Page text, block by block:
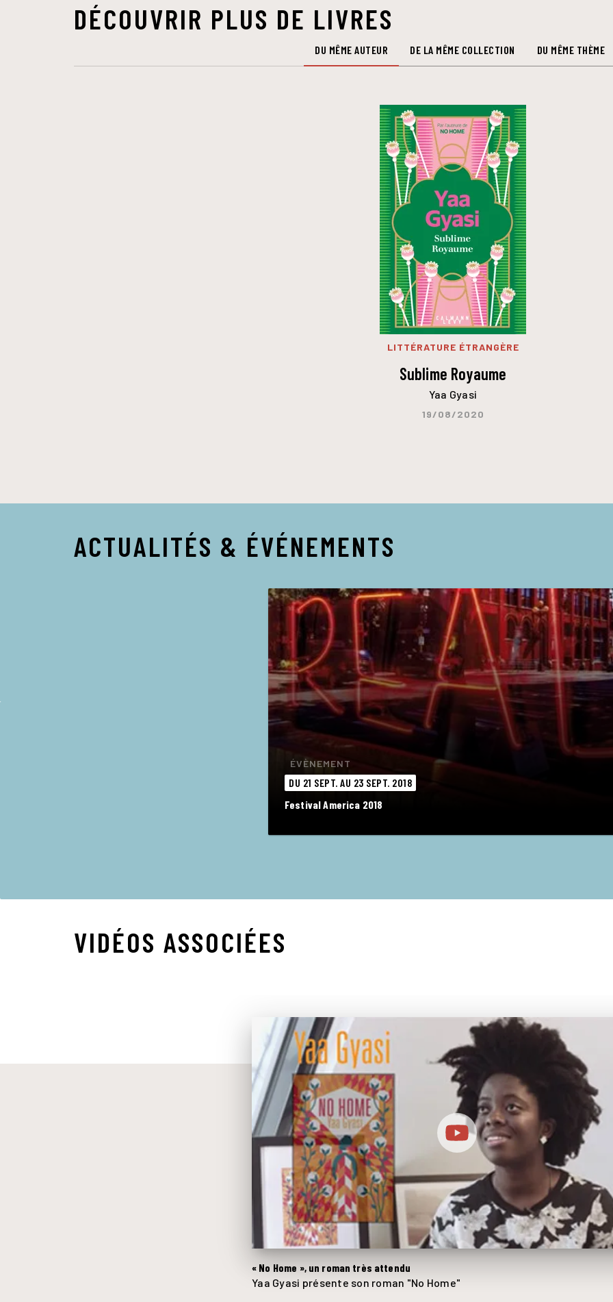
DÉCOUVRIR PLUS DE LIVRES
DU MÊME AUTEUR DE LA MÊME COLLECTION DU MÊME THÈME
LITTÉRATURE ÉTRANGÈRE
Sublime Royaume
Yaa Gyasi
19/08/2020
ACTUALITÉS & ÉVÉNEMENTS
ÉVÈNEMENT
DU 21 SEPT. AU 23 SEPT. 2018
Festival America 2018
VIDÉOS ASSOCIÉES
« No Home », un roman très attendu
Yaa Gyasi présente son roman "No Home"